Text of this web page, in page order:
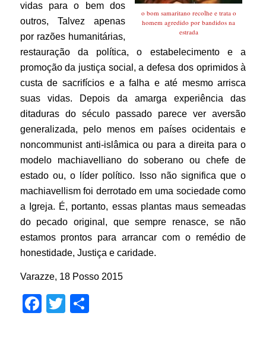
o bom samaritano recolhe e trata o
homem agredido por bandidos na
estrada
vidas para o bem dos
outros, Talvez apenas
por razões humanitárias,
restauração da política, o estabelecimento e a
promoção da justiça social, a defesa dos oprimidos à
custa de sacrifícios e a falha e até mesmo arrisca
suas vidas.
Depois da amarga experiência das
ditaduras do século passado parece ver aversão
generalizada, pelo menos em países ocidentais e
noncommunist anti-islâmica ou para a direita para o
modelo machiavelliano do soberano ou chefe de
estado ou, o líder político.
Isso não significa que o
machiavellism foi derrotado em uma sociedade como
a Igreja. É, portanto, essas plantas maus semeadas
do pecado original, que sempre renasce, se não
estamos prontos para arrancar com o remédio de
honestidade, Justiça e caridade.
Varazze, 18 Posso 2015
Facebook
Twitter